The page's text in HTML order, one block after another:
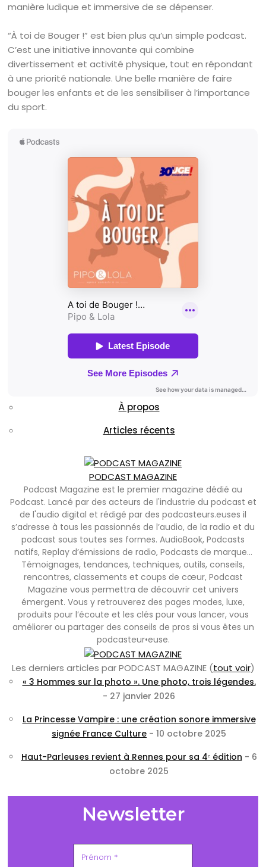
manière ludique et immersive de se dépenser.
“À toi de Bouger !” est bien plus qu’un simple podcast.
C’est une initiative innovante qui combine
divertissement et activité physique, tout en répondant
à une priorité nationale. Une belle manière de faire
bouger les enfants et de les sensibiliser à l’importance
du sport.
À propos
Articles récents
PODCAST MAGAZINE
Podcast Magazine est le premier magazine dédié au
Podcast. Lancé par des acteurs de l'industrie du podcast et
de l'audio digital et rédigé par des podcasteurs.euses il
s’adresse à tous les passionnés de l’audio, de la radio et du
podcast sous toutes ses formes. AudioBook, Podcasts
natifs, Replay d’émissions de radio, Podcasts de marque…
Témoignages, tendances, techniques, outils, conseils,
rencontres, classements et coups de cœur, Podcast
Magazine vous permettra de découvrir cet univers
émergent. Vous y retrouverez des pages modes, luxe,
produits pour l’écoute et les clés pour vous lancer, vous
améliorer ou partager des conseils de pros si vous êtes un
podcasteur•euse.
Les derniers articles par PODCAST MAGAZINE (tout voir)
« 3 Hommes sur la photo ». Une photo, trois légendes.
- 27 janvier 2026
La Princesse Vampire : une création sonore immersive
signée France Culture - 10 octobre 2025
Haut-Parleuses revient à Rennes pour sa 4ᵉ édition - 6
octobre 2025
Newsletter